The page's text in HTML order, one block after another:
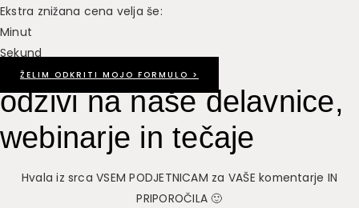
Ekstra znižana cena velja še:
Minut
Sekund
ŽELIM ODKRITI MOJO FORMULO >
odzivi na naše delavnice,
webinarje in tečaje
Hvala iz srca VSEM PODJETNICAM za VAŠE komentarje IN
PRIPOROČILA 🙂